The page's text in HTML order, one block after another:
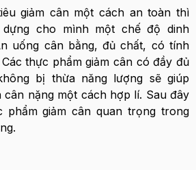
giảm cân một cách an toàn thì
cho mình một chế độ dinh
uống cân bằng, đủ chất, có tính
thực phẩm giảm cân có đầy đủ
bị thừa năng lượng sẽ giúp
nặng một cách hợp lí. Sau đây
phẩm giảm cân quan trọng trong